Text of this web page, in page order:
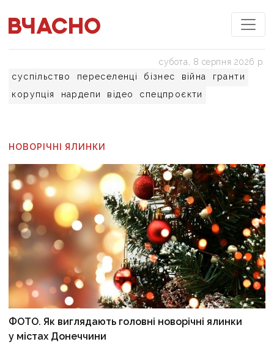
суспільство переселенці бізнес війна
гранти
корупція
нардепи відео спецпроєкти
субота, 8 серпня 2026 р.
НОВОРІЧНІ ЯЛИНКИ
ФОТО. Як виглядають головні новорічні ялинки
у містах Донеччини